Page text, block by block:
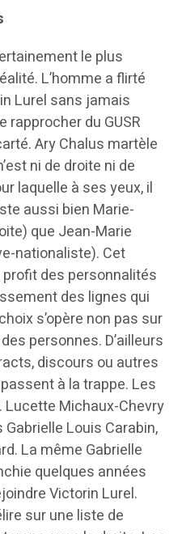
le plus
L’homme a flirté
Lurel sans jamais
rapprocher du GUSR
Ary Chalus martèle
ni de droite ni de
laquelle à ses yeux, il
aussi bien Marie-
que Jean-Marie
nationaliste). Cet
des personnalités
des lignes qui
s’opère non pas sur
personnes. D’ailleurs
discours ou autres
à la trappe. Les
Michaux-Chevry
Louis Carabin,
La même Gabrielle
quelques années
Victorin Lurel.
sur une liste de